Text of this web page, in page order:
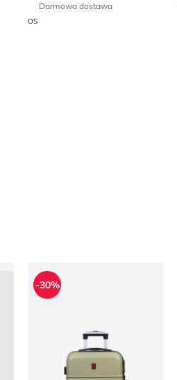
Darmowa dostawa
OS
Walizka
-30%